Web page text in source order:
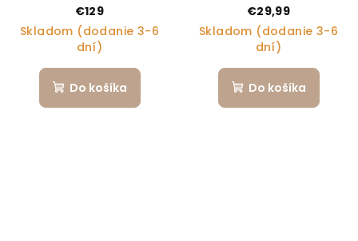
€129
Skladom (dodanie 3-6
dní)
Do košíka
€29,99
Skladom (dodanie 3-6
dní)
Do košíka